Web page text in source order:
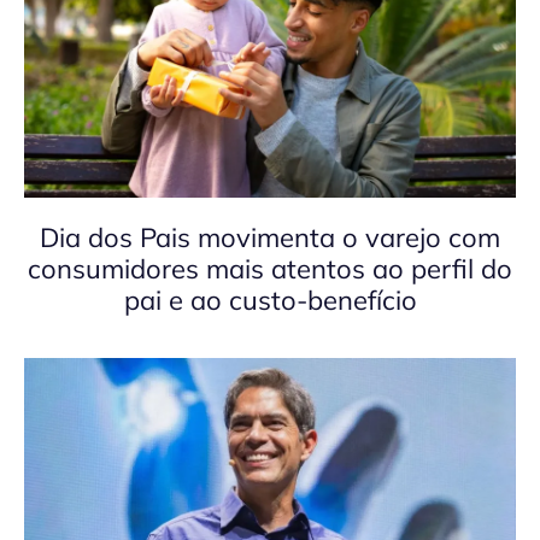
Dia dos Pais movimenta o varejo com
consumidores mais atentos ao perfil do
pai e ao custo-benefício